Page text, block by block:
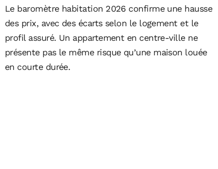
Le baromètre habitation 2026 confirme une hausse
des prix, avec des écarts selon le logement et le
profil assuré. Un appartement en centre-ville ne
présente pas le même risque qu’une maison louée
en courte durée.